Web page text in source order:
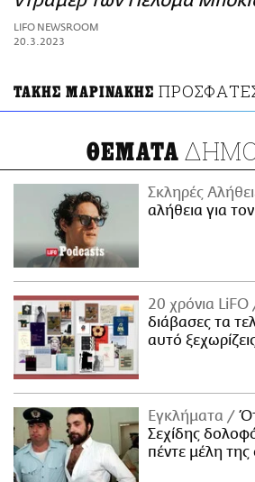
ΑΜΠΑ
PRINT
LIFO NEWSROOM
20.3.2023
ΤΑΚΗΣ ΜΑΡΙΝΑΚΗΣ
ΘΕΜΑΤΑ
Σκληρές
αλήθεια για
20 χρόνια LiFO
διάβασες τα
αυτό
Εγκλήματα
Σεχίδης
πέντε μέλη της